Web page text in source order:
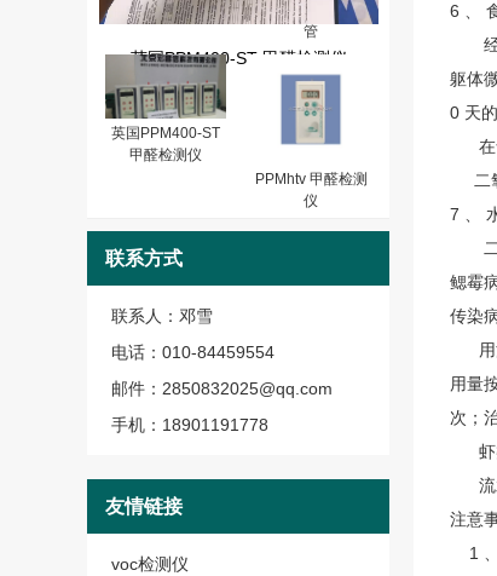
英国PPM400-ST 甲醛检测仪
醛检测仪玻璃校准
管
英国PPM400-ST
甲醛检测仪
PPMhtv 甲醛检测
仪
联系方式
联系人：邓雪
电话：010-84459554
邮件：2850832025@qq.com
手机：18901191778
友情链接
voc检测仪
6 、
经
躯体
0 天
在
二
7 、
二
鳃霉
传染
用
用量
次；
虾
流
注意
1 、